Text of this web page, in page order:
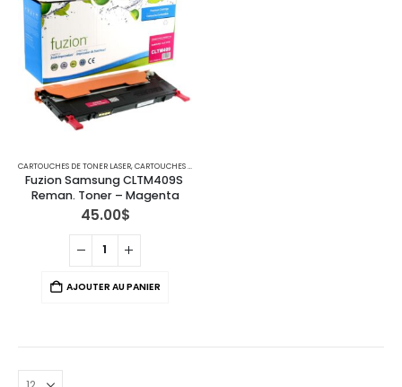
CARTOUCHES DE TONER LASER,CARTOUCHES POUR IMPRIMANTES SAMSUNG
Fuzion Samsung CLTM409S
Reman. Toner – Magenta
45.00$
AJOUTER AU PANIER